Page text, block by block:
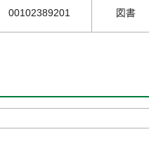
00102389201 図書